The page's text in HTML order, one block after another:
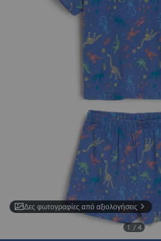
Δες φωτογραφίες από αξιολογήσεις
1 / 4